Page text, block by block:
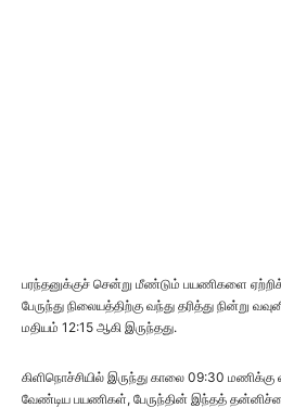
பரந்தனுக்குச் சென்று மீண்டும் பயணிகளை
பேருந்து நிலையத்திற்கு வந்து தரித்து நின்று
மதியம் 12:15 ஆகி இருந்தது.
கிளிநொச்சியில் இருந்து காலை 09:30 மணிக்கு
வேண்டிய பயணிகள், பேருந்தின் இந்தத்